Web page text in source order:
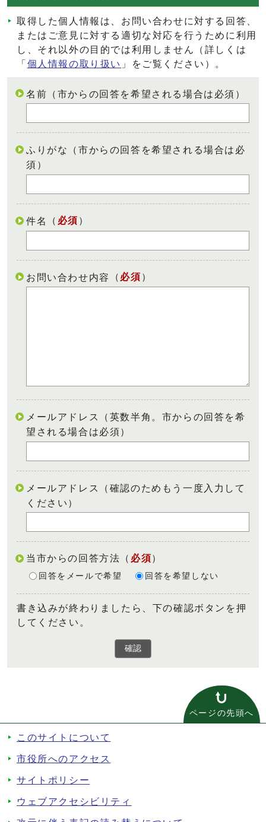
取得した個人情報は、お問い合わせに対する回答、
またはご意見に対する適切な対応を行うために利用
し、それ以外の目的では利用しません（詳しくは
「 個人情報の取り扱い 」をご覧ください）。
名前（市からの回答を希望される場合は必須）
ふりがな（市からの回答を希望される場合は必
須）
件名 （ 必須 ）
お問い合わせ内容 （ 必須 ）
メールアドレス（英数半角。市からの回答を希
望される場合は必須）
メールアドレス（確認のためもう一度入力して
ください）
当市からの回答方法 （ 必須）
回答をメールで希望 回答を希望しない
書き込みが終わりましたら、下の確認ボタンを押
してください。
確認
ページの先頭へ
このサイトについて
市役所へのアクセス
サイトポリシー
ウェブアクセシビリティ